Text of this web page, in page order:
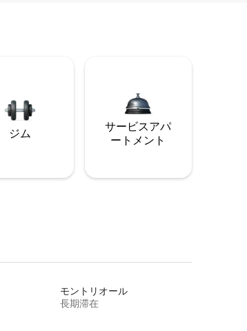
ジム
サービスアパ
ートメント
モントリオール
長期滞在